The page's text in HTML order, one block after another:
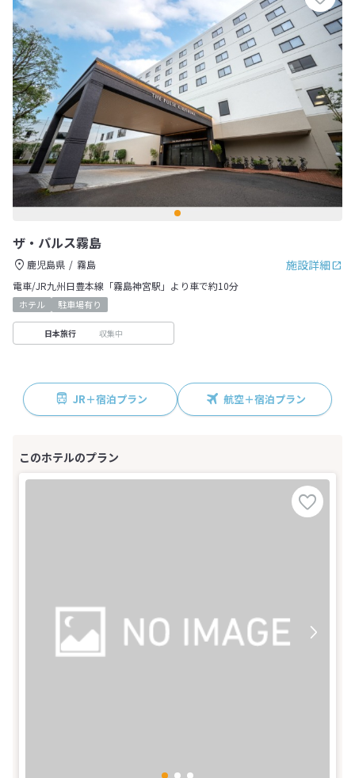
ザ・パルス霧島
施設詳細
鹿児島県
霧島
電車/JR九州日豊本線「霧島神宮駅」より車で約10分
ホテル 駐車場有り
日本旅行 収集中
JR＋宿泊プラン 航空＋宿泊プラン